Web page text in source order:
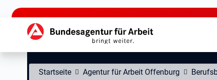
zu den Hauptinhalten springen
Hauptnavigation
Startseite Agentur für Arbeit Offenburg